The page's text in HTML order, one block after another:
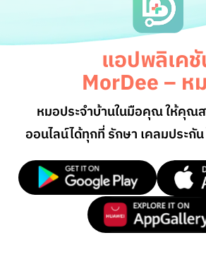
แอปพลิเค
MorDee – ห
หมอประจำบ้านในมือคุณ ให้คุณ
ออนไลน์ได้ทุกที่ รักษา เคลมประกั